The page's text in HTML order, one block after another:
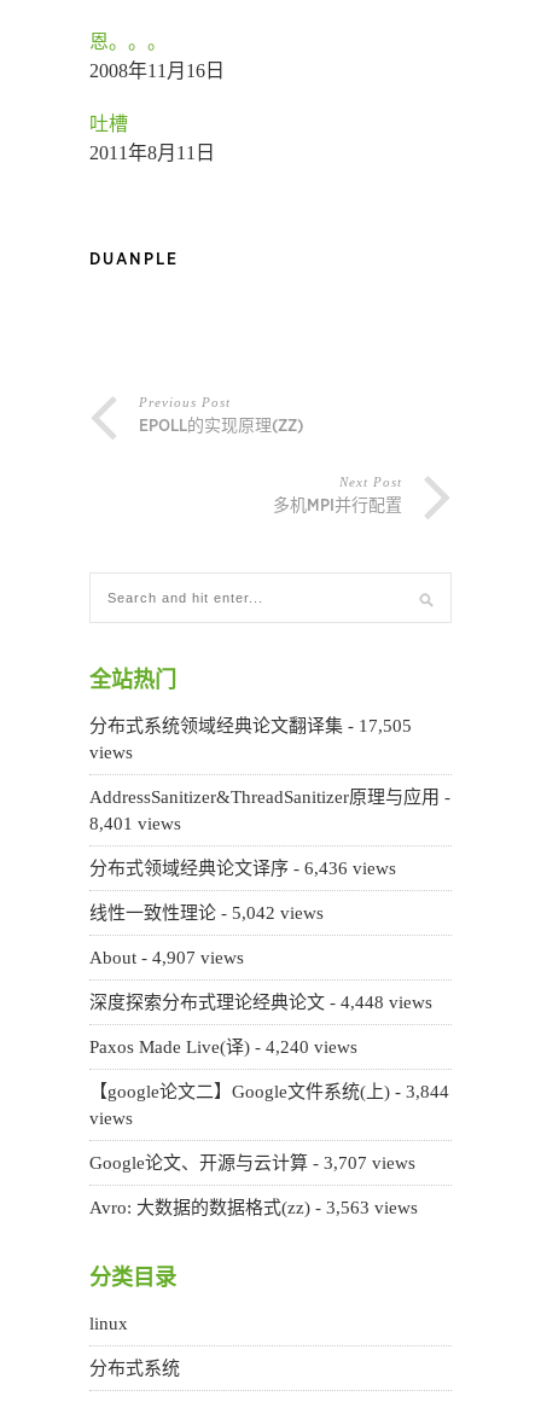
恩。。。
2008年11月16日
吐槽
2011年8月11日
DUANPLE
Previous Post
EPOLL的实现原理(ZZ)
Next Post
多机MPI并行配置
全站热门
分布式系统领域经典论文翻译集 - 17,505
views
AddressSanitizer&ThreadSanitizer原理与应用 -
8,401 views
分布式领域经典论文译序 - 6,436 views
线性一致性理论 - 5,042 views
About - 4,907 views
深度探索分布式理论经典论文 - 4,448 views
Paxos Made Live(译) - 4,240 views
【google论文二】Google文件系统(上) - 3,844
views
Google论文、开源与云计算 - 3,707 views
Avro: 大数据的数据格式(zz) - 3,563 views
分类目录
linux
分布式系统